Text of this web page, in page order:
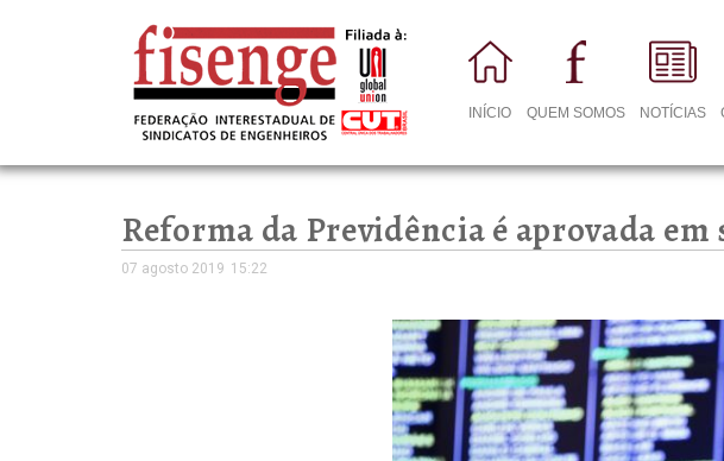
INÍCIO QUEM SOMOS NOTÍCIAS
Reforma da Previdência é aprovada
07 agosto 2019 15:22